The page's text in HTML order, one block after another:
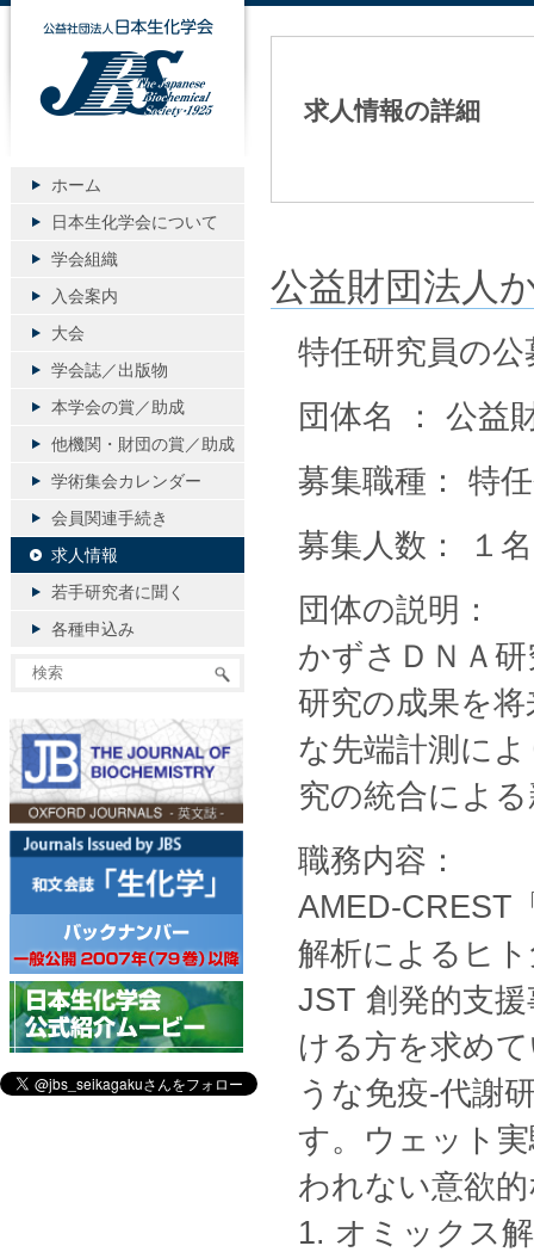
求人情報の詳細
公益財団法人
特任研究員の
団体名 ： 公益
募集職種： 特
募集人数： １名
団体の説明：
かずさＤＮＡ
研究の成果を
な先端計測に
究の統合によ
職務内容：
AMED-CREST
解析によるヒ
JST 創発的支
ける方を求め
うな免疫-代謝
す。ウェット
われない意欲
1. オミックス
公益社団法人日本生化学会
ホーム
日本生化学会について
学会組織
入会案内
大会
学会誌／出版物
本学会の賞／助成
他機関・財団の賞／助成
学術集会カレンダー
会員関連手続き
求人情報
若手研究者に聞く
各種申込み